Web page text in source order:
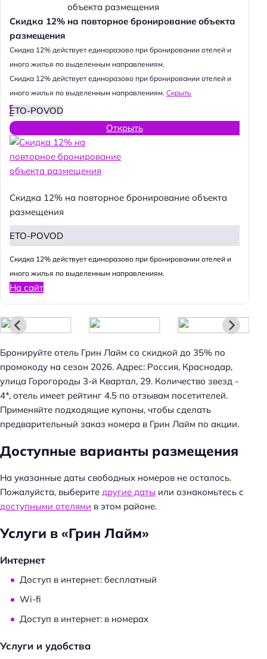
Скидка 12% на повторное бронирование объекта
размещения
Cкидка 12% действует единоразово при бронировании отелей и
иного жилья по выделенным направлениям.
Cкидка 12% действует единоразово при бронировании отелей и
иного жилья по выделенным направлениям. Скрыть
ETO-POVOD
Открыть
Скидка 12% на повторное бронирование объекта
размещения
ETO-POVOD
Cкидка 12% действует единоразово при бронировании отелей и
иного жилья по выделенным направлениям.
На сайт
Бронируйте отель Грин Лайм со скидкой до 35% по
промокоду на сезон 2026. Адрес: Россия, Краснодар,
улица Горогороды 3-й Квартал, 29. Количество звезд -
4*, отель имеет рейтинг 4.5 по отзывам посетителей.
Применяйте подходящие купоны, чтобы сделать
предварительный заказ номера в Грин Лайм по акции.
Доступные варианты размещения
На указанные даты свободных номеров не осталось.
Пожалуйста, выберите другие даты или ознакомьтесь с
доступными отелями в этом районе.
Услуги в «Грин Лайм»
Интернет
Доступ в интернет: бесплатный
Wi-fi
Доступ в интернет: в номерах
Услуги и удобства
Н
й
т
и